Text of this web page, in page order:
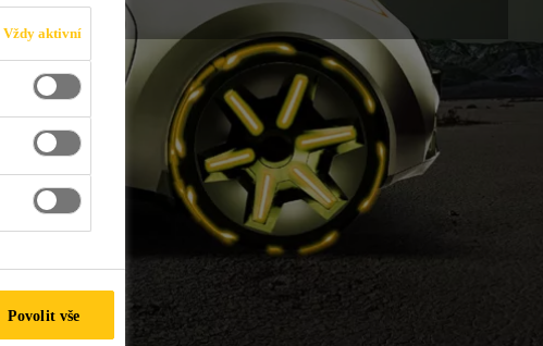
Vždy aktivní
Povolit vše